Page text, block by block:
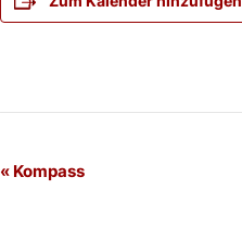
Veranstaltung-
«Kompass